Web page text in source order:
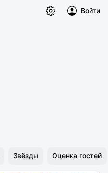
Войти
Звёзды Оценка гостей